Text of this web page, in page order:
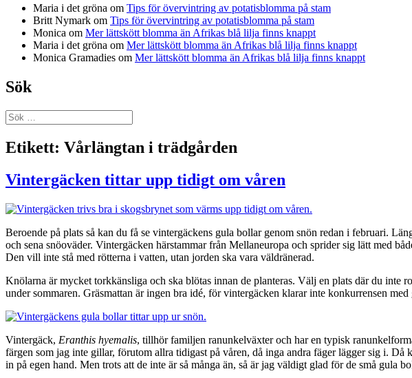
Maria i det gröna om Tips för övervintring av potatisblomma på stam
Britt Nymark om Tips för övervintring av potatisblomma på stam
Monica om Mer lättskött blomma än Afrikas blå lilja finns knappt
Maria i det gröna om Mer lättskött blomma än Afrikas blå lilja finns knappt
Monica Gramadies om Mer lättskött blomma än Afrikas blå lilja finns knappt
Sök
Sök
efter:
Etikett: Vårlängtan i trädgården
Vintergäcken tittar upp tidigt om våren
Beroende på plats så kan du få se vintergäckens gula bollar genom snön redan i februari.
och sena snöoväder. Vintergäcken härstammar från Mellaneuropa och sprider sig lätt med
Den vill inte stå med rötterna i vatten, utan jorden ska vara väldränerad.
Knölarna är mycket torkkänsliga och ska blötas innan de planteras. Välj en plats där du inte
under sommaren. Gräsmattan är ingen bra idé, för vintergäcken klarar inte konkurrensen
Vintergäck, Eranthis hyemalis, tillhör familjen ranunkelväxter och har en typisk
färgen som jag inte gillar, förutom allra tidigast på våren, då inga andra fäger lägger sig i.
in på egen hand. Men trots att de inte är så många än, så är jag väldigt glad för de små gula